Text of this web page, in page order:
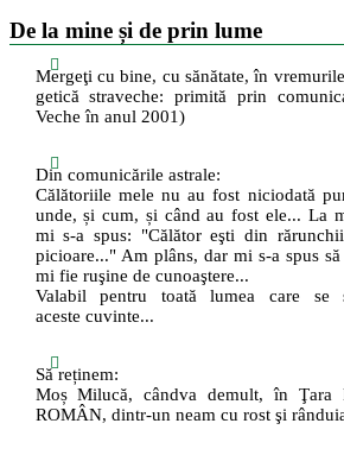
De la mine și de prin lume
Mergeţi cu bine, cu sănătate, în
getică straveche: primită prin
Veche în anul 2001)
Din comunicările astrale:
Călătoriile mele nu au fost niciodată
unde, și cum, și când au fost ele... La
mi s-a spus: "Călător eşti din
picioare..." Am plâns, dar mi s-a spus
mi fie ruşine de cunoaştere...
Valabil pentru toată lumea care se
aceste cuvinte...
Să reținem:
Moș Milucă, cândva demult, în Ţara
ROMÂN, dintr-un neam cu rost şi